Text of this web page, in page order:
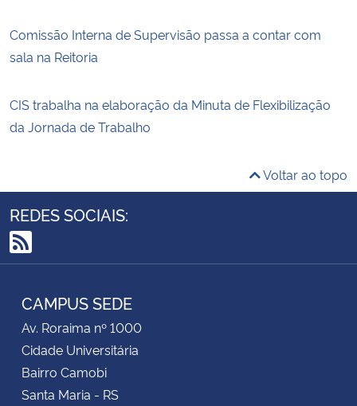
Comissão Interna de Supervisão passa a contar com
sala na Reitoria
CIS trabalha na elaboração da Minuta de Flexibilização
da Jornada de Trabalho
Voltar ao topo
REDES SOCIAIS:
RSS
CAMPUS SEDE
Av. Roraima nº 1000
Cidade Universitária
Bairro Camobi
Santa Maria - RS